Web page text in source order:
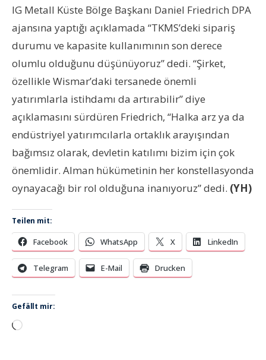
IG Metall Küste Bölge Başkanı Daniel Friedrich DPA
ajansına yaptığı açıklamada “TKMS’deki sipariş
durumu ve kapasite kullanımının son derece
olumlu olduğunu düşünüyoruz” dedi. “Şirket,
özellikle Wismar’daki tersanede önemli
yatırımlarla istihdamı da artırabilir” diye
açıklamasını sürdüren Friedrich, “Halka arz ya da
endüstriyel yatırımcılarla ortaklık arayışından
bağımsız olarak, devletin katılımı bizim için çok
önemlidir. Alman hükümetinin her konstellasyonda
oynayacağı bir rol olduğuna inanıyoruz” dedi. (YH)
Teilen mit:
Facebook WhatsApp X LinkedIn
Telegram E-Mail Drucken
Gefällt mir:
Wird